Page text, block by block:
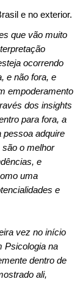
e no exterior.
que vão muito
ocorrendo
e não fora, e
empoderamento
dos insights
para fora, a
pessoa adquire
são o melhor
e
uma
e
vez no início
Psicologia na
dentro de
ali,